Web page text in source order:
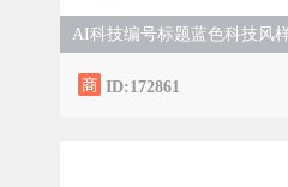
AI科技编号标题蓝色科技风
ID:172861